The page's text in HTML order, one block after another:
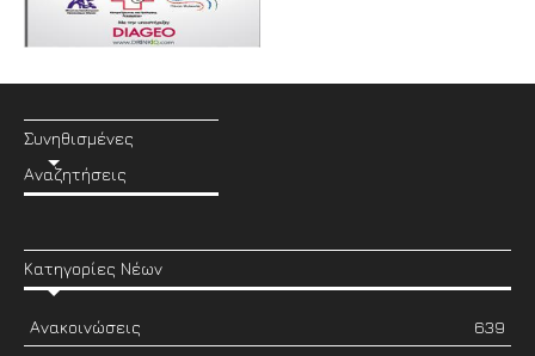
Συνηθισμένες
Αναζητήσεις
Κατηγορίες Νέων
Ανακοινώσεις
639